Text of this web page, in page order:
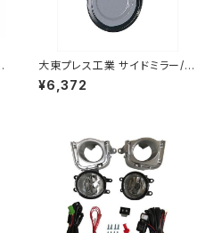
大東プレス工業 サイドミラー/バ
ックミラー77年いすゞ 300 L0
04 小判 DI-75
¥6,372